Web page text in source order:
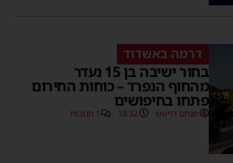
דרמה באשדוד
בחור ישיבה בן 15 נעדר
מהחוף הנפרד – כוחות החירום
פתחו בחיפושים
מנחם דויטש 18:32 1 תגובות